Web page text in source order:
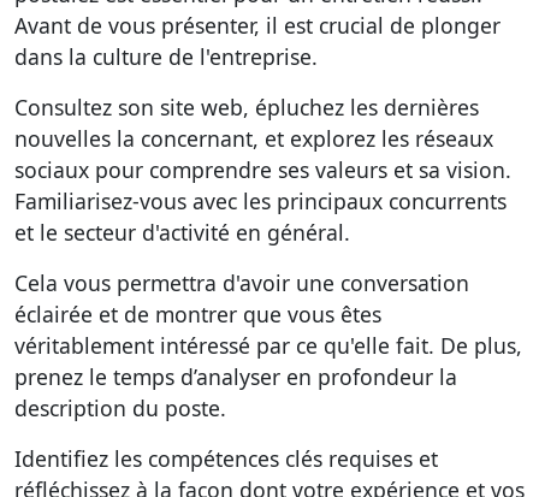
Avant de vous présenter, il est crucial de plonger
dans la culture de l'entreprise.
Consultez son site web, épluchez les dernières
nouvelles la concernant, et explorez les réseaux
sociaux pour comprendre ses valeurs et sa vision.
Familiarisez-vous avec les principaux concurrents
et le secteur d'activité en général.
Cela vous permettra d'avoir une conversation
éclairée et de montrer que vous êtes
véritablement intéressé par ce qu'elle fait. De plus,
prenez le temps d’analyser en profondeur la
description du poste.
Identifiez les compétences clés requises et
réfléchissez à la façon dont votre expérience et vos